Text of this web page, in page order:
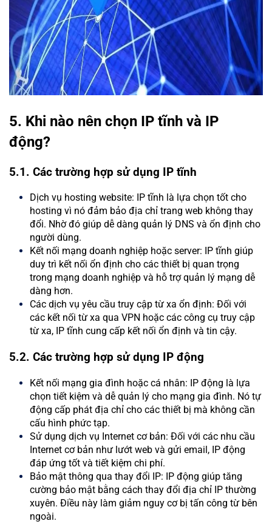
5. Khi nào nên chọn IP tĩnh và IP
động?
5.1. Các trường hợp sử dụng IP tĩnh
Dịch vụ hosting website: IP tĩnh là lựa chọn tốt cho
hosting vì nó đảm bảo địa chỉ trang web không thay
đổi. Nhờ đó giúp dễ dàng quản lý DNS và ổn định cho
người dùng.
Kết nối mạng doanh nghiệp hoặc server: IP tĩnh giúp
duy trì kết nối ổn định cho các thiết bị quan trọng
trong mạng doanh nghiệp và hỗ trợ quản lý mạng dễ
dàng hơn.
Các dịch vụ yêu cầu truy cập từ xa ổn định: Đối với
các kết nối từ xa qua VPN hoặc các công cụ truy cập
từ xa, IP tĩnh cung cấp kết nối ổn định và tin cậy.
5.2. Các trường hợp sử dụng IP động
Kết nối mạng gia đình hoặc cá nhân: IP động là lựa
chọn tiết kiệm và dễ quản lý cho mạng gia đình. Nó tự
động cấp phát địa chỉ cho các thiết bị mà không cần
cấu hình phức tạp.
Sử dụng dịch vụ Internet cơ bản: Đối với các nhu cầu
Internet cơ bản như lướt web và gửi email, IP động
đáp ứng tốt và tiết kiệm chi phí.
Bảo mật thông qua thay đổi IP: IP động giúp tăng
cường bảo mật bằng cách thay đổi địa chỉ IP thường
xuyên. Điều này làm giảm nguy cơ bị tấn công từ bên
ngoài.